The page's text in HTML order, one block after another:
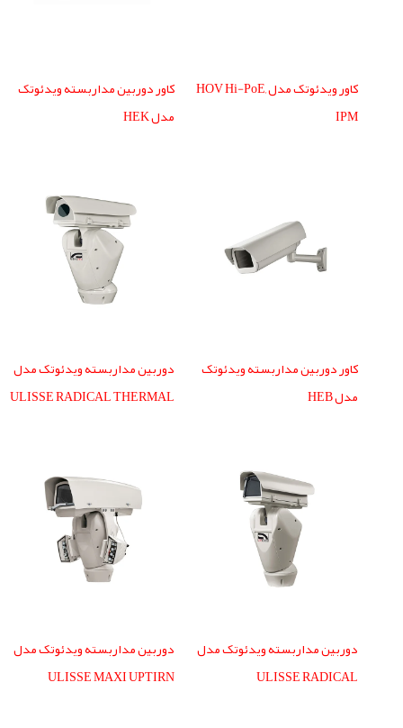
کاور ویدئوتک مدل HOV Hi-PoE,
IPM
کاور دوربین مداربسته ویدئوتک
مدل HEK
کاور دوربین مداربسته ویدئوتک
مدل HEB
دوربین مداربسته ویدئوتک مدل
ULISSE RADICAL THERMAL
دوربین مداربسته ویدئوتک مدل
ULISSE RADICAL
دوربین مداربسته ویدئوتک مدل
ULISSE MAXI UPTIRN